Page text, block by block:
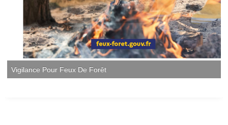
Vigilance Pour Feux De Forêt